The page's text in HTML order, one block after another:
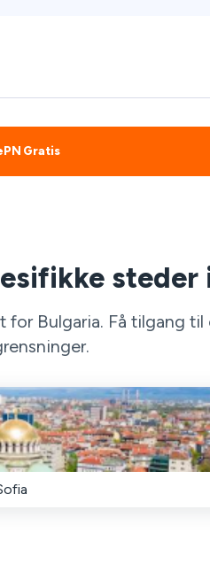
Gratis
steder
Bulgaria. Få tilgang til